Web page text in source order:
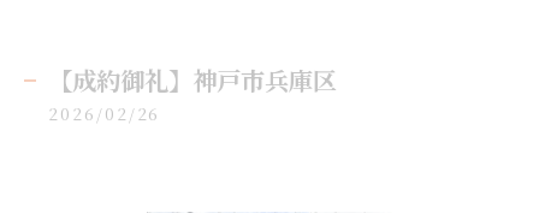
【成約御礼】神戸市兵庫区
2026/02/26